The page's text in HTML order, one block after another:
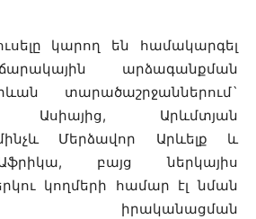
կարող են համակարգել
արձագանքման
տարածաշրջաններում`
Ասիայից, Արևմտյան
Մերձավոր Արևելք և
Աֆրիկա, բայց ներկայիս
կողմերի համար էլ նման
իրականացման